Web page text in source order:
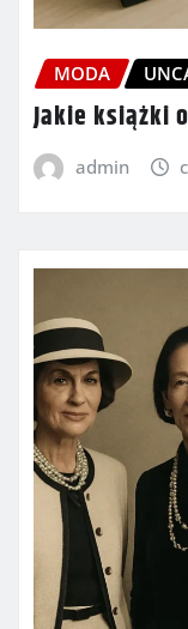
MODA
Jakie książki
admin